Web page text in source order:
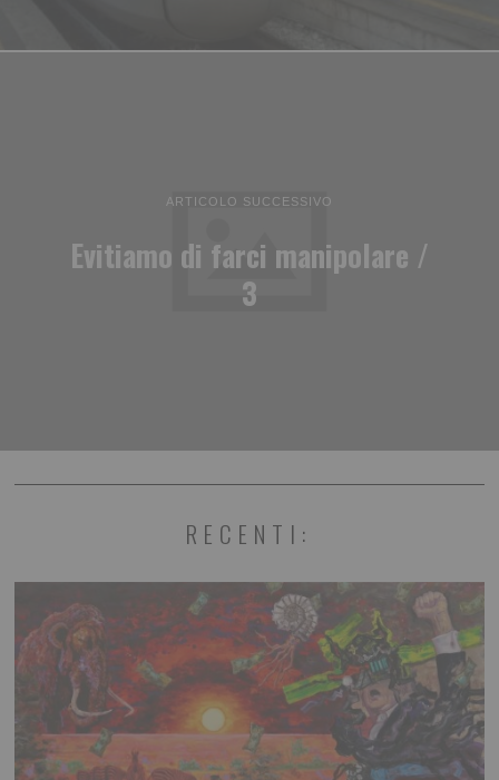
ARTICOLO SUCCESSIVO
Evitiamo di farci manipolare /
3
RECENTI: